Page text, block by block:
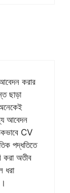
করার
ছাড়া
আবেদন
CV
পদ্ধতিতে
করা অতীব
ধরা